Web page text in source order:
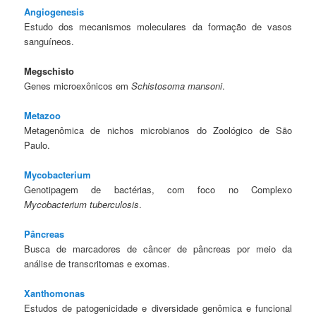
Angiogenesis
Estudo dos mecanismos moleculares da formação de vasos
sanguíneos.
Megschisto
Genes microexônicos emSchistosoma mansoni.
Metazoo
Metagenômica de nichos microbianos do Zoológico de São
Paulo.
Mycobacterium
Genotipagem de bactérias, com foco no Complexo
Mycobacterium tuberculosis.
Pâncreas
Busca de marcadores de câncer de pâncreas por meio da
análise de transcritomas e exomas.
Xanthomonas
Estudos de patogenicidade e diversidade genômica e funcional